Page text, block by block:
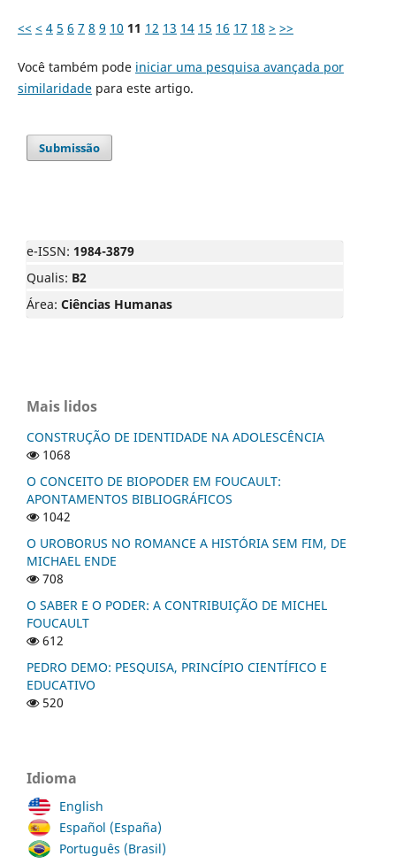
<< < 4 5 6 7 8 9 10 11 12 13 14 15 16 17 18 > >>
Você também pode iniciar uma pesquisa avançada por
similaridadepara este artigo.
Submissão
e-ISSN: 1984-3879
Qualis: B2
Área: Ciências Humanas
Mais lidos
CONSTRUÇÃO DE IDENTIDADE NA ADOLESCÊNCIA
1068
O CONCEITO DE BIOPODER EM FOUCAULT:
APONTAMENTOS BIBLIOGRÁFICOS
1042
O UROBORUS NO ROMANCE A HISTÓRIA SEM FIM, DE
MICHAEL ENDE
708
O SABER E O PODER: A CONTRIBUIÇÃO DE MICHEL
FOUCAULT
612
PEDRO DEMO: PESQUISA, PRINCÍPIO CIENTÍFICO E
EDUCATIVO
520
Idioma
English
Español (España)
Português (Brasil)